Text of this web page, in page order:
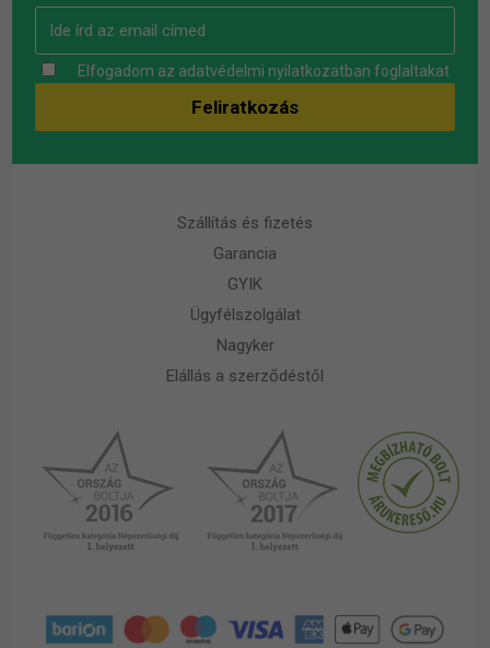
Elfogadom az adatvédelmi nyilatkozatban foglaltakat
Szállítás és fizetés
Garancia
GYIK
Ügyfélszolgálat
Nagyker
Elállás a szerződéstől